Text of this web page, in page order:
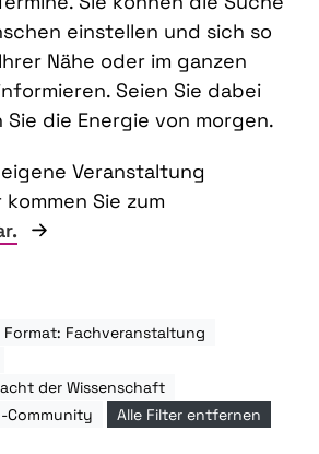
einstellen und sich so
Nähe oder im ganzen
Seien Sie dabei
die Energie von morgen.
Veranstaltung
Sie zum
Format: Fachveranstaltung
der Wissenschaft
Community
Alle Filter entfernen